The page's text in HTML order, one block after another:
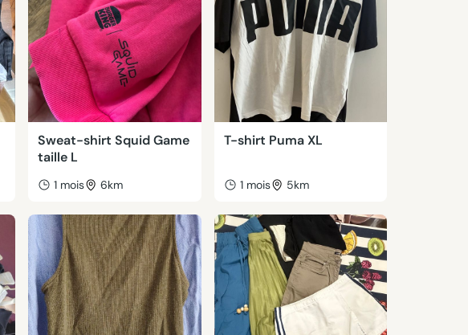
Sweat-shirt Squid Game
taille L
1 mois 6km
T-shirt Puma XL
1 mois 5km